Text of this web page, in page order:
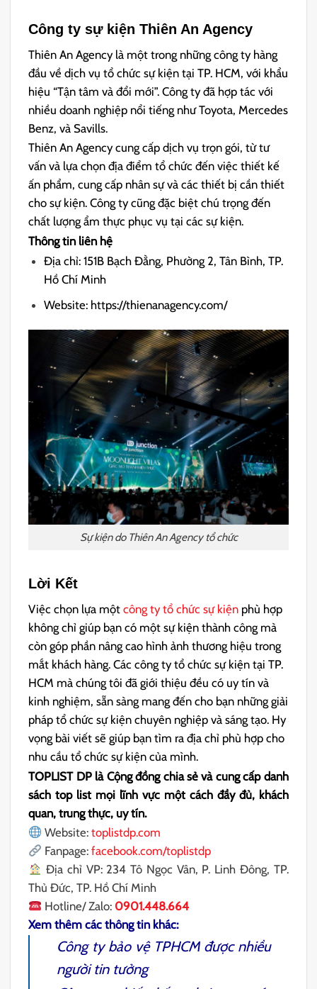
Công ty sự kiện Thiên An Agency
Thiên An Agency là một trong những công ty hàng
đầu về dịch vụ tổ chức sự kiện tại TP. HCM, với khẩu
hiệu “Tận tâm và đổi mới”. Công ty đã hợp tác với
nhiều doanh nghiệp nổi tiếng như Toyota, Mercedes
Benz, và Savills.
Thiên An Agency cung cấp dịch vụ trọn gói, từ tư
vấn và lựa chọn địa điểm tổ chức đến việc thiết kế
ấn phẩm, cung cấp nhân sự và các thiết bị cần thiết
cho sự kiện. Công ty cũng đặc biệt chú trọng đến
chất lượng ẩm thực phục vụ tại các sự kiện.
Thông tin liên hệ
Địa chỉ: 151B Bạch Đằng, Phường 2, Tân Bình, TP.
Hồ Chí Minh
Website: https://thienanagency.com/
Sự kiện do Thiên An Agency tổ chức
Lời Kết
Việc chọn lựa mộtcông ty tổ chức sự kiện phù hợp
không chỉ giúp bạn có một sự kiện thành công mà
còn góp phần nâng cao hình ảnh thương hiệu trong
mắt khách hàng. Các công ty tổ chức sự kiện tại TP.
HCM mà chúng tôi đã giới thiệu đều có uy tín và
kinh nghiệm, sẵn sàng mang đến cho bạn những giải
pháp tổ chức sự kiện chuyên nghiệp và sáng tạo. Hy
vọng bài viết sẽ giúp bạn tìm ra địa chỉ phù hợp cho
nhu cầu tổ chức sự kiện của mình.
TOPLIST DP là Cộng đồng chia sẻ và cung cấp danh
sách top list mọi lĩnh vực một cách đầy đủ, khách
quan, trung thực, uy tín.
Website:toplistdp.com
Fanpage:facebook.com/toplistdp
Địa chỉ VP: 234 Tô Ngọc Vân, P. Linh Đông, TP.
Thủ Đức, TP. Hồ Chí Minh
Hotline/ Zalo: 0901.448.664
Xem thêm các thông tin khác:
Công ty bảo vệ TPHCMđược nhiều
người tin tưởng